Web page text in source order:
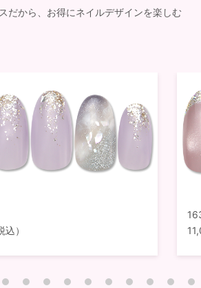
だから、お得にネイルデザインを楽しむ
）